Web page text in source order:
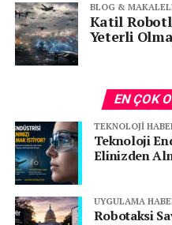
BLOG &
Katil
Yeterli
EN ÇOK
TEKNOLOJI
Teknoloji
Elinizden
UYGULAMA
Robotaksi